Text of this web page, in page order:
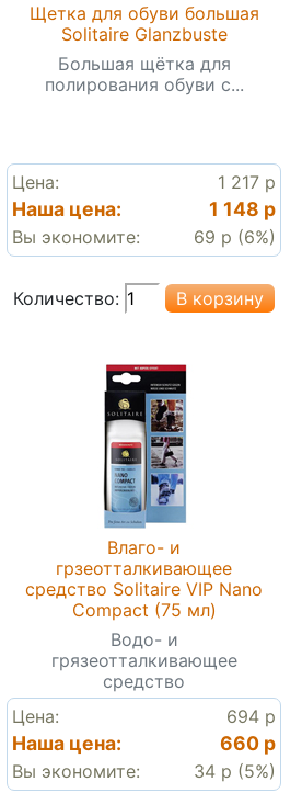
Щетка для обуви большая
Solitaire Glanzbuste
Большая щётка для
полирования обуви с...
Цена: 1 217 р
Наша цена: 1 148 р
Вы экономите: 69 р (6%)
Количество:
Влаго- и
грзеотталкивающее
средство Solitaire VIP Nano
Compact (75 мл)
Водо- и
грязеотталкивающее
средство
Цена:
694 р
Наша цена: 660 р
Вы экономите: 34 р (5%)